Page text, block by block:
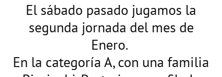
El sábado pasado jugamos la
segunda jornada del mes de
Enero.
En la categoría A, con una familia